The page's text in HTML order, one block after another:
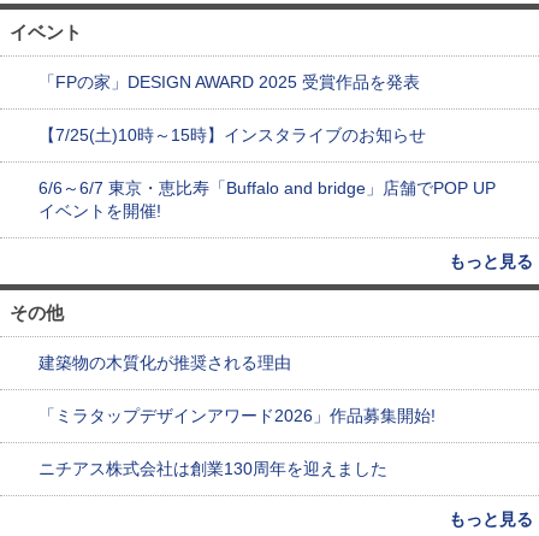
イベント
「FPの家」DESIGN AWARD 2025 受賞作品を発表
【7/25(土)10時～15時】インスタライブのお知らせ
6/6～6/7 東京・恵比寿「Buffalo and bridge」店舗でPOP UP
イベントを開催!
もっと見る
その他
建築物の木質化が推奨される理由
「ミラタップデザインアワード2026」作品募集開始!
ニチアス株式会社は創業130周年を迎えました
もっと見る